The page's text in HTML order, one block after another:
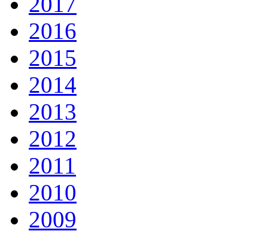
2016
2015
2014
2013
2012
2011
2010
2009